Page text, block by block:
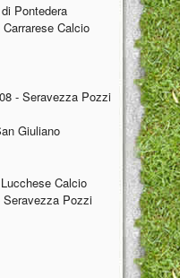
Pontedera
Calcio
- Seravezza Pozzi
Giuliano
Calcio
Seravezza Pozzi